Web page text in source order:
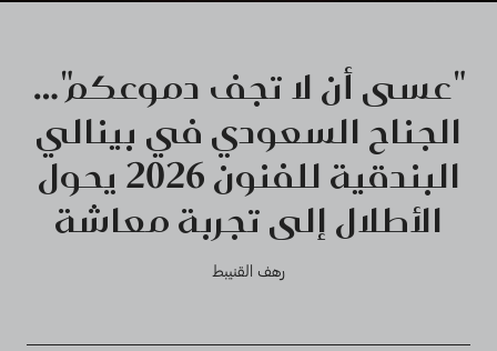
"عسى أن لا تجف دموعكم"…
الجناح السعودي في بينالي
البندقية للفنون 2026 يحول
الأطلال إلى تجربة معاشة
رهف القنيبط